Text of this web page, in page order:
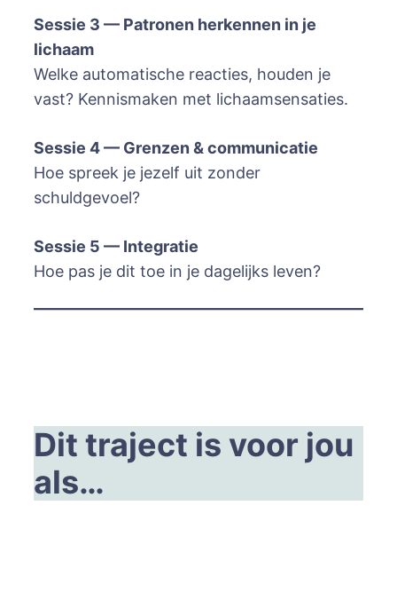
Sessie 3 — Patronen herkennen in je
lichaam
Welke automatische reacties, houden je
vast? Kennismaken met lichaamsensaties.
Sessie 4 — Grenzen & communicatie
Hoe spreek je jezelf uit zonder
schuldgevoel?
Sessie 5 — Integratie
Hoe pas je dit toe in je dagelijks leven?
Dit traject is voor jou
als…